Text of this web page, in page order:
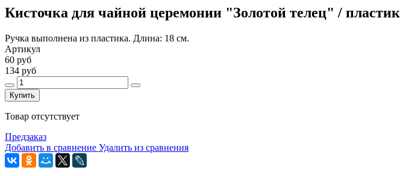
Кисточка для чайной церемонии "Золотой телец" / пластик
Ручка выполнена из пластика. Длина: 18 см.
Артикул
60 руб
134 руб
Купить
Товар отсутствует
Предзаказ
Добавить в сравнение Удалить из сравнения